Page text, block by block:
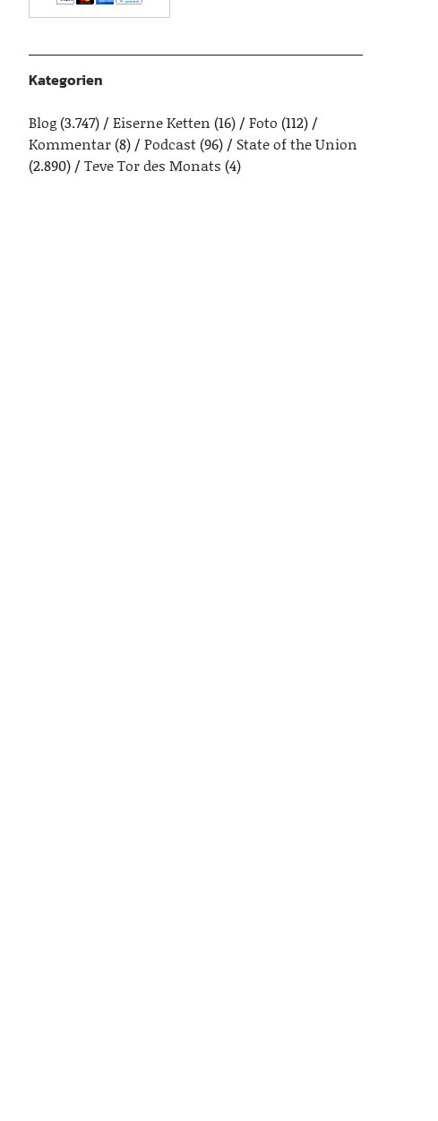
Kategorien
Blog(3.747) Eiserne Ketten (16) Foto (112)
Kommentar(8) Podcast(96)
State of the Union
(2.890)
Teve Tor des Monats (4)